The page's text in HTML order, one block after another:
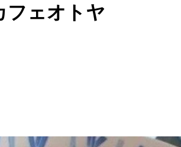
フェオトヤ